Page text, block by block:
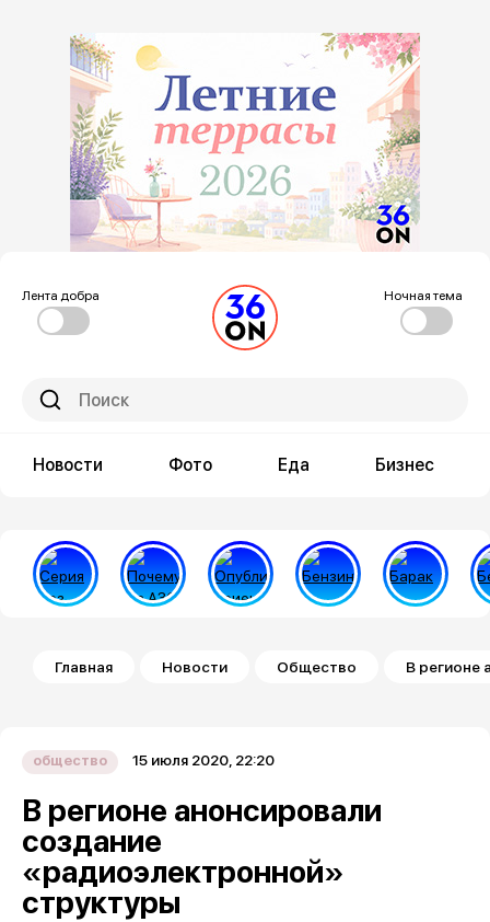
Лента добра Ночная тема
Новости Фото Еда Бизнес
Строка навигации
Главная Новости Общество В регионе
общество 15 июля 2020, 22:20
В регионе анонсировали
создание
«радиоэлектронной»
структуры